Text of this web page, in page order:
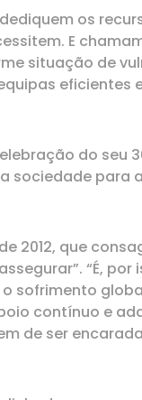
os
E
situação de
eficientes
do
sociedade para
2012, que
“É,
sofrimento
contínuo e
de ser